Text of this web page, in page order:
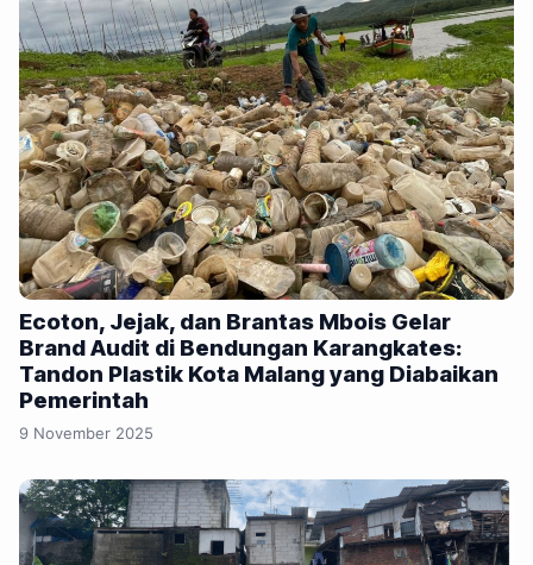
Ecoton, Jejak, dan Brantas Mbois Gelar
Brand Audit di Bendungan Karangkates:
Tandon Plastik Kota Malang yang Diabaikan
Pemerintah
9 November 2025